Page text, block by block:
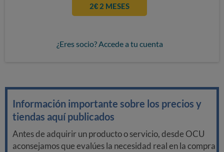
2€ 2 MESES
¿Eres socio? Accede a tu cuenta
Información importante sobre los precios y
tiendas aquí publicados
Antes de adquirir un producto o servicio, desde OCU
aconsejamos que evalúes la necesidad real en la compra